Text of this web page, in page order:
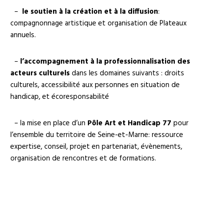
– le soutien à la création et à la diffusion:
compagnonnage artistique et organisation de Plateaux
annuels.
– l’accompagnement à la professionnalisation des
acteurs culturelsdans les domaines suivants : droits
culturels, accessibilité aux personnes en situation de
handicap, et écoresponsabilité
– la mise en place d’un Pôle Art et Handicap 77 pour
l’ensemble du territoire de Seine-et-Marne: ressource
expertise, conseil, projet en partenariat, évènements,
organisation de rencontres et de formations.